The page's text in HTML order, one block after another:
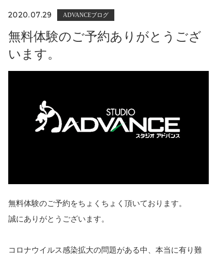
2020.07.29 ADVANCEブログ
無料体験のご予約ありがとうござ
います。
無料体験のご予約をちょくちょく頂いております。
誠にありがとうございます。
コロナウイルス感染拡大の問題がある中、本当に有り難